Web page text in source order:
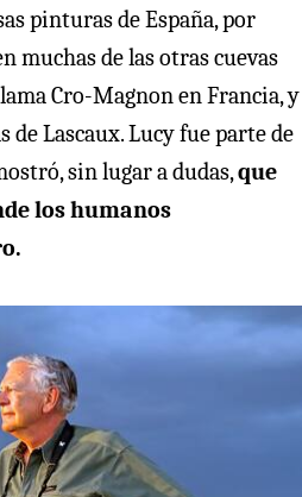
pinturas de España, por
muchas de las otras cuevas
Cro-Magnon en Francia, y
de Lascaux. Lucy fue parte de
sin lugar a dudas,que
los humanos